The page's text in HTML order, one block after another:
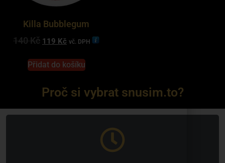
Killa Bubblegum
140Kč 119 Kč vč. DPH
Přidat do košíku
Proč si vybrat snusim.to?